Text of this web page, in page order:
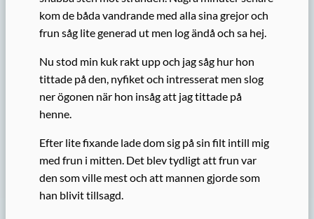
kom de båda vandrande med alla sina grejor och
frun såg lite generad ut men log ändå och sa hej.
Nu stod min kuk rakt upp och jag såg hur hon
tittade på den, nyfiket och intresserat men slog
ner ögonen när hon insåg att jag tittade på
henne.
Efter lite fixande lade dom sig på sin filt intill mig
med frun i mitten. Det blev tydligt att frun var
den som ville mest och att mannen gjorde som
han blivit tillsagd.